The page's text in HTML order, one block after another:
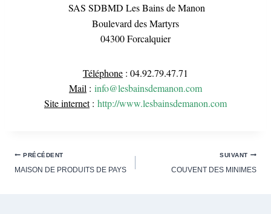
SAS SDBMD Les Bains de Manon
Boulevard des Martyrs
04300 Forcalquier
Téléphone : 04.92.79.47.71
Mail : info@lesbainsdemanon.com
Site internet: http://www.lesbainsdemanon.com
PRÉCÉDENT
MAISON DE PRODUITS DE PAYS
SUIVANT
COUVENT DES MINIMES